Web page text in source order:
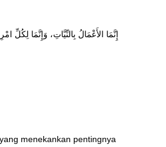
إِنَّمَا الأَعْمَالُ بِالنِّيَّاتِ، وَإِنَّمَا لِكُلِّ
menekankan pentingnya